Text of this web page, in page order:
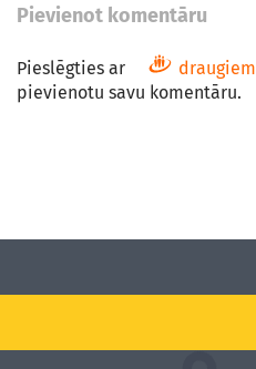
Pievienot komentāru
Pieslēgties ar draugiem
pievienotu savu komentāru.